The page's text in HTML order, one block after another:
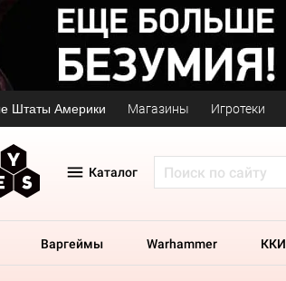
Штаты Америки Магазины Игротеки
Каталог
Варгеймы Warhammer ККИ